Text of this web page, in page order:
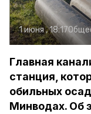
1 июня , 18:17
Главная
станция,
обильных
Минводах. Об